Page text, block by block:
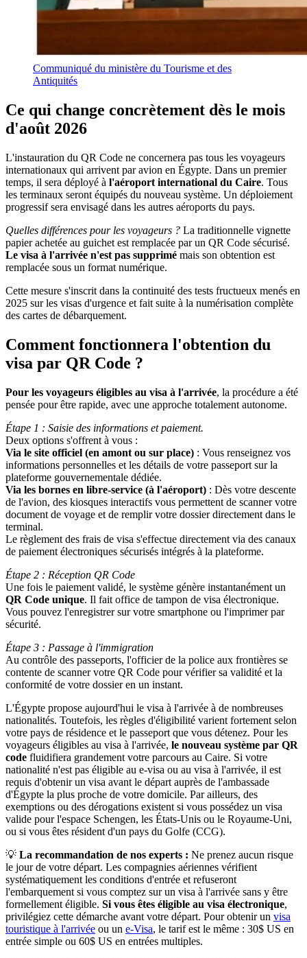
Communiqué du ministère du Tourisme et des
Antiquités
Ce qui change concrètement dès le mois
d'août 2026
L'instauration du QR Code ne concernera pas tous les voyageurs
internationaux qui arrivent par avion en Égypte. Dans un premier
temps, il sera déployé à l'aéroport international du Caire. Tous
les terminaux seront équipés du nouveau système. Un déploiement
progressif sera envisagé dans les autres aéroports du pays.
Quelles différences pour les voyageurs ? La traditionnelle vignette
papier achetée au guichet est remplacée par un QR Code sécurisé.
Le visa à l'arrivée n'est pas supprimé mais son obtention est
remplacée sous un format numérique.
Cette mesure s'inscrit dans la continuité des tests fructueux menés en
2025 sur les visas d'urgence et fait suite à la numérisation complète
des cartes de débarquement.
Comment fonctionnera l'obtention du
visa par QR Code ?
Pour les voyageurs éligibles au visa à l'arrivée, la procédure a été
pensée pour être rapide, avec une approche totalement autonome.
Étape 1 : Saisie des informations et paiement.
Deux options s'offrent à vous :
Via le site officiel (en amont ou sur place) : Vous renseignez vos
informations personnelles et les détails de votre passeport sur la
plateforme gouvernementale dédiée.
Via les bornes en libre-service (à l'aéroport) : Dès votre descente
de l'avion, des kiosques interactifs vous permettent de scanner votre
document de voyage et de remplir votre dossier directement dans le
terminal.
Le règlement des frais de visa s'effectue directement via des canaux
de paiement électroniques sécurisés intégrés à la plateforme.
Étape 2 : Réception QR Code
Une fois le paiement validé, le système génère instantanément un
QR Code unique. Il fait office de tampon de visa électronique.
Vous pouvez l'enregistrer sur votre smartphone ou l'imprimer par
sécurité.
Étape 3 : Passage à l'immigration
Au contrôle des passeports, l'officier de la police aux frontières se
contente de scanner votre QR Code pour vérifier sa validité et la
conformité de votre dossier en un instant.
L'Égypte propose aujourd'hui le visa à l'arrivée à de nombreuses
nationalités. Toutefois, les règles d'éligibilité varient fortement selon
votre pays de résidence et le passeport que vous détenez. Pour les
voyageurs éligibles au visa à l'arrivée, le nouveau système par QR
code fluidifiera grandement votre parcours au Caire. Si votre
nationalité n'est pas éligible au e-visa ou au visa à l'arrivée, il est
requis d'obtenir un visa avant le départ auprès de l'ambassade
d'Égypte la plus proche de votre domicile. Par ailleurs, des
exemptions ou des dérogations existent si vous possédez un visa
valide pour l'espace Schengen, les États-Unis ou le Royaume-Uni,
ou si vous êtes résident d'un pays du Golfe (CCG).
💡 La recommandation de nos experts : Ne prenez aucun risque
le jour de votre départ. Les compagnies aériennes vérifient
systématiquement les conditions d'entrée et refuseront
l'embarquement si vous comptez sur un visa à l'arrivée sans y être
formellement éligible. Si vous êtes éligible au visa électronique,
privilégiez cette démarche avant votre départ. Pour obtenir un visa
touristique à l'arrivée ou un e-Visa, le tarif est le même : 30$ US en
entrée simple ou 60$ US en entrées multiples.